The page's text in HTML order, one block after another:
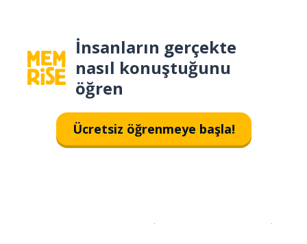
İnsanların gerçekte
nasıl konuştuğunu
öğren
Ücretsiz öğrenmeye başla!